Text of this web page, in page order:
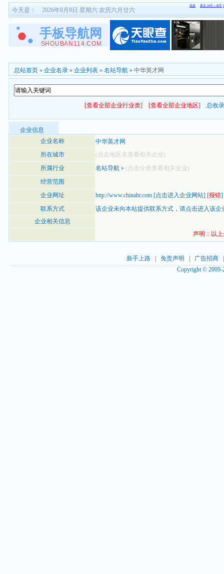
今天是： 2026年8月8日 星期六 农历六月廿六
总站首页 » 企业名录 » 企业列表 » 名站导航 » 中华英才网
[查看全部企业行业类] [查看全部企业地区] 总收
企业信息
企业名称
中华英才网
所在城市
(点击地区名查看相关企业)
所属行业
名站导航 » (点击分类查看相关企业)
经营范围
企业网址
http://www.chinahr.com [点击进入企业网站] [报错]
联系方式
该企业未向本站提供联系方式， 请点击进入该企
企业相关信息
声明：以
新手上路| 免责声明 广告招商
Copyright ©